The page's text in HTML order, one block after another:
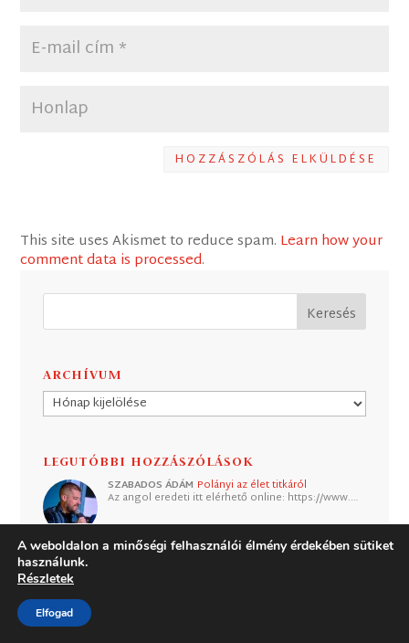
HOZZÁSZÓLÁS ELKÜLDÉSE
This site uses Akismet to reduce spam. Learn how your
comment data is processed.
ARCHÍVUM
Archívum
LEGUTÓBBI HOZZÁSZÓLÁSOK
SZABADOS ÁDÁM Polányi az élet titkáról
Az angol eredeti itt elérhető online: https://www.…
A weboldalon a minőségi felhasználói élmény érdekében sütiket
használunk.
Részletek
Elfogad